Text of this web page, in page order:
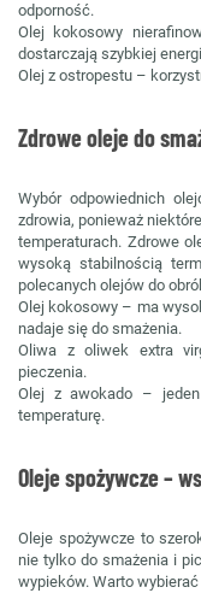
odporność.
Olej kokosowy
dostarczają szybkiej
Olej z ostropestu –
Zdrowe oleje do
Wybór odpowiednich
zdrowia, ponieważ
temperaturach. Zdrowe
wysoką stabilnością
polecanych olejów do
Olej kokosowy – ma
nadaje się do smażenia.
Oliwa z oliwek extra
pieczenia.
Olej z awokado –
temperaturę.
Oleje spożywcze –
Oleje spożywcze to
nie tylko do smażenia i
wypieków. Warto